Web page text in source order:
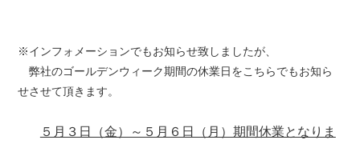
※インフォメーションでもお知らせ致しましたが、
弊社のゴールデンウィーク期間の休業日をこちらでもお知ら
せさせて頂きます。
５月３日（金）～５月６日（月）期間休業となりま